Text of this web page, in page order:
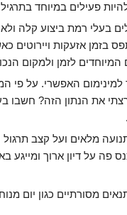
פעילים במיוחד
בעלי רמת ביצוע קלה
לזמן ולמקום
מלאים ועל קצב
פה על דיון ארוך ומייגע
מסורתיים כגון יום